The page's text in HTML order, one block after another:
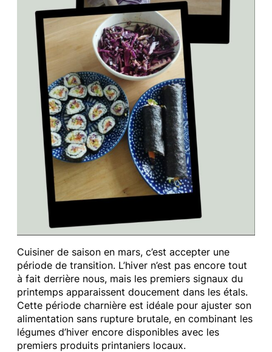
Cuisiner de saison en mars, c’est accepter une
période de transition. L’hiver n’est pas encore tout
à fait derrière nous, mais les premiers signaux du
printemps apparaissent doucement dans les étals.
Cette période charnière est idéale pour ajuster son
alimentation sans rupture brutale, en combinant les
légumes d’hiver encore disponibles avec les
premiers produits printaniers locaux.